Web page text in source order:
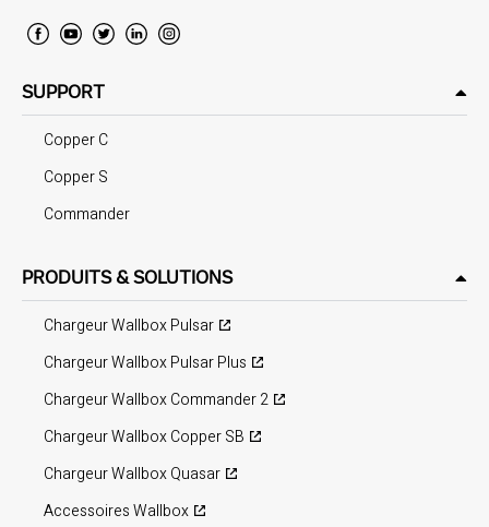
SUPPORT
Copper C
Copper S
Commander
PRODUITS & SOLUTIONS
Chargeur Wallbox Pulsar
Chargeur Wallbox Pulsar Plus
Chargeur Wallbox Commander 2
Chargeur Wallbox Copper SB
Chargeur Wallbox Quasar
Accessoires Wallbox